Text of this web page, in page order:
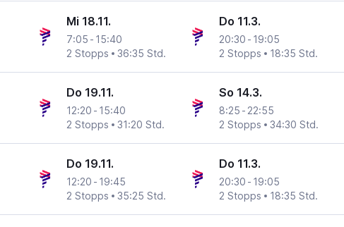
Mi 18.11.
7:05 - 15:40
2 Stopps
36:35 Std.
Do 11.3.
20:30 - 19:05
2 Stopps
18:35 Std.
Do 19.11.
12:20 - 15:40
2 Stopps
31:20 Std.
So 14.3.
8:25 - 22:55
2 Stopps
34:30 Std.
Do 19.11.
12:20 - 19:45
2 Stopps
35:25 Std.
Do 11.3.
20:30 - 19:05
2 Stopps
18:35 Std.